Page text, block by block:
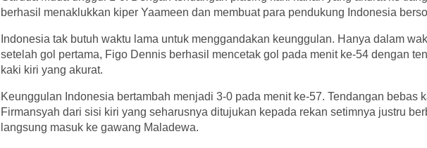
berhasil menaklukkan kiper Yaameen dan membuat para pendukung Indonesia
Indonesia tak butuh waktu lama untuk menggandakan keunggulan. Hanya dalam
setelah gol pertama, Figo Dennis berhasil mencetak gol pada menit ke-54 dengan
kaki kiri yang akurat.
Keunggulan Indonesia bertambah menjadi 3-0 pada menit ke-57. Tendangan bebas
Firmansyah dari sisi kiri yang seharusnya ditujukan kepada rekan setimnya justru
langsung masuk ke gawang Maladewa.